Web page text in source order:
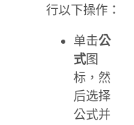
行以下操作：
单击公
式图
标，然
后选择
公式并